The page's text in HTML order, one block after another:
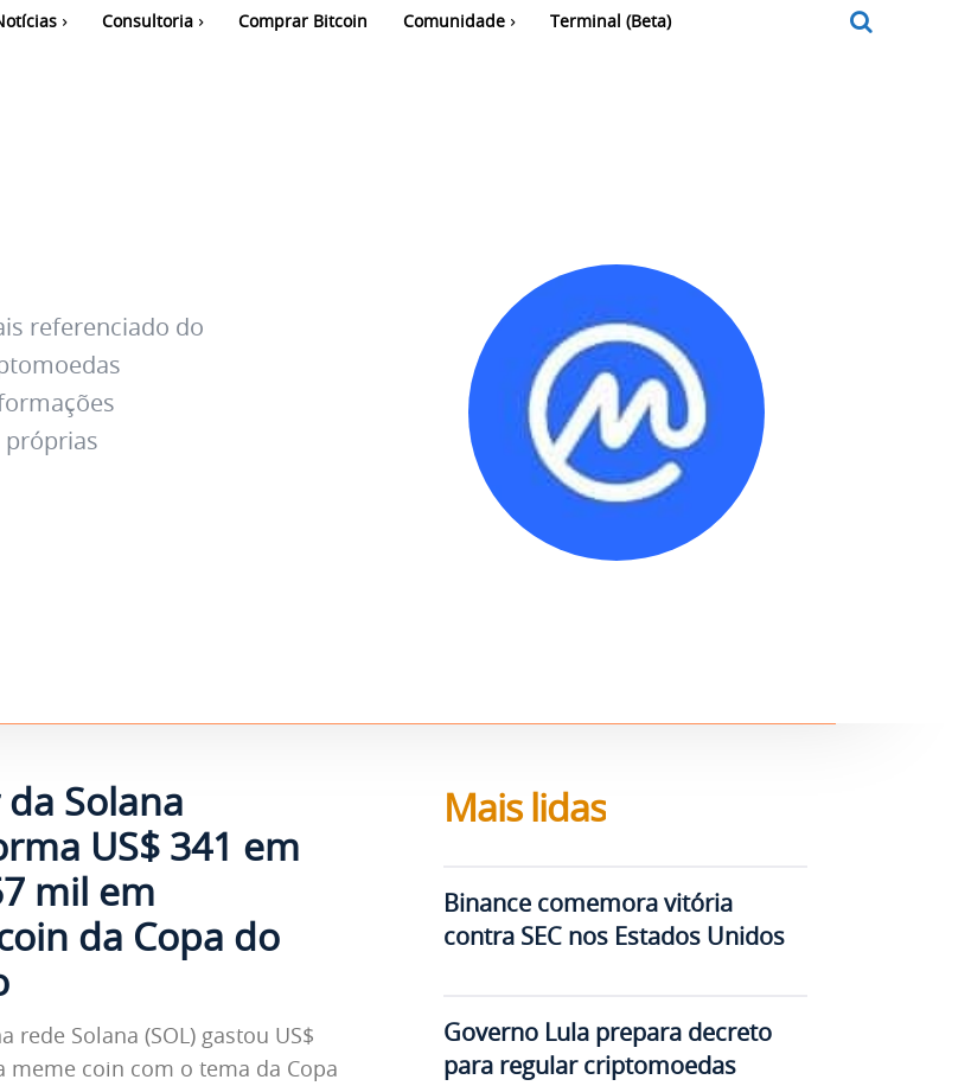
Consultoria Comprar Bitcoin Comunidade Terminal (Beta)
referenciado do
próprias
Solana
US$ 341 em
mil em
da Copa do
rede Solana (SOL) gastou US$
meme coin com o tema da Copa
Mais lidas
Binance comemora vitória
contra SEC nos Estados Unidos
Governo Lula prepara decreto
para regular criptomoedas